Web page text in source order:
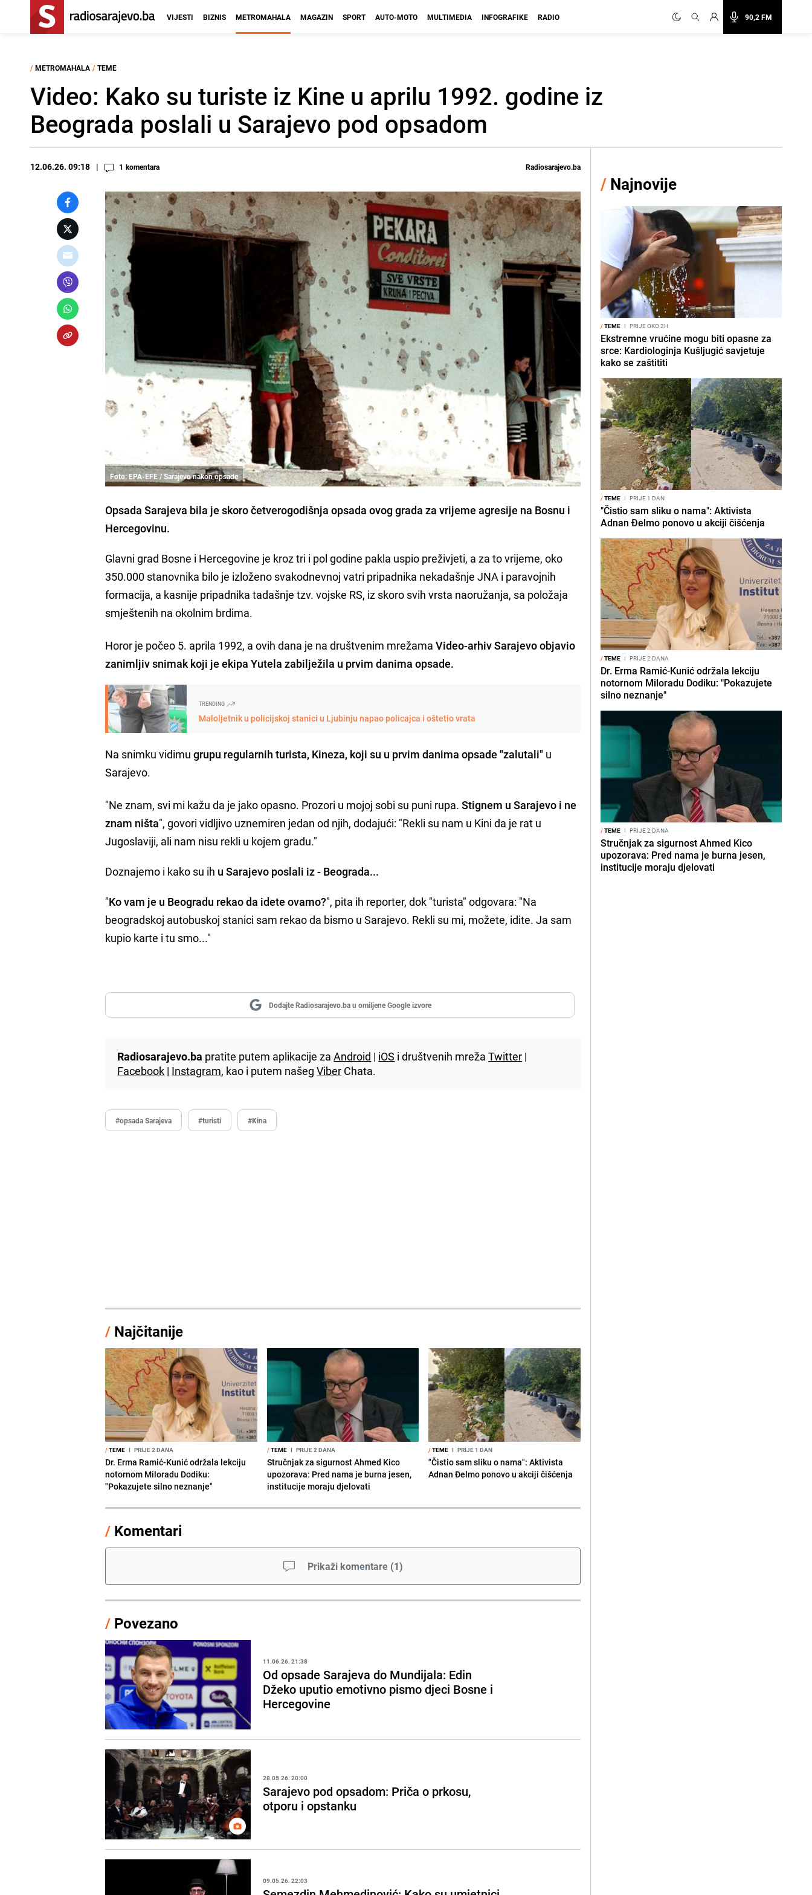
90,2 FM
VIJESTI BIZNIS METROMAHALA MAGAZIN SPORT AUTO-MOTO MULTIMEDIA INFOGRAFIKE RADIO
/ METROMAHALA / TEME
Video: Kako su turiste iz Kine u aprilu 1992. godine iz
Beograda poslali u Sarajevo pod opsadom
12.06.26. 09:18 1 komentara Radiosarajevo.ba
Foto: EPA-EFE / Sarajevo nakon opsade
Opsada Sarajeva bila je skoro četverogodišnja opsada ovog grada za vrijeme agresije na Bosnu i
Hercegovinu.
Glavni grad Bosne i Hercegovine je kroz tri i pol godine pakla uspio preživjeti, a za to vrijeme, oko
350.000 stanovnika bilo je izloženo svakodnevnoj vatri pripadnika nekadašnje JNA i paravojnih
formacija, a kasnije pripadnika tadašnje tzv. vojske RS, iz skoro svih vrsta naoružanja, sa položaja
smještenih na okolnim brdima.
Horor je počeo 5. aprila 1992, a ovih dana je na društvenim mrežama Video-arhiv Sarajevo objavio
zanimljiv snimak koji je ekipa Yutela zabilježila u prvim danima opsade.
TRENDING
Maloljetnik u policijskoj stanici u Ljubinju napao policajca i oštetio vrata
Na snimku vidimugrupu regularnih turista, Kineza, koji su u prvim danima opsade "zalutali" u
Sarajevo.
"Ne znam, svi mi kažu da je jako opasno. Prozori u mojoj sobi su puni rupa.Stignem u Sarajevo i ne
znam ništa", govori vidljivo uznemiren jedan od njih, dodajući: "Rekli su nam u Kini da je rat u
Jugoslaviji, ali nam nisu rekli u kojem gradu."
Doznajemo i kako su ih u Sarajevo poslali iz - Beograda...
"Ko vam je u Beogradu rekao da idete ovamo?", pita ih reporter, dok "turista" odgovara: "Na
beogradskoj autobuskoj stanici sam rekao da bismo u Sarajevo. Rekli su mi, možete, idite. Ja sam
kupio karte i tu smo..."
Dodajte Radiosarajevo.ba u omiljene Google izvore
Radiosarajevo.ba pratite putem aplikacije zaAndroid | iOS i društvenih mrežaTwitter |
Facebook | Instagram, kao i putem našegViber Chata.
#opsada Sarajeva #turisti #Kina
/ Najčitanije
/TEME I PRIJE 2 DANA
Dr. Erma Ramić-Kunić održala lekciju
notornom Miloradu Dodiku:
"Pokazujete silno neznanje"
/TEME I PRIJE 2 DANA
Stručnjak za sigurnost Ahmed Kico
upozorava: Pred nama je burna jesen,
institucije moraju djelovati
/TEME I PRIJE 1 DAN
"Čistio sam sliku o nama": Aktivista
Adnan Đelmo ponovo u akciji čišćenja
/ Komentari
Prikaži komentare (1)
/ Povezano
11.06.26. 21:38
Od opsade Sarajeva do Mundijala: Edin
Džeko uputio emotivno pismo djeci Bosne i
Hercegovine
28.05.26. 20:00
Sarajevo pod opsadom: Priča o prkosu,
otporu i opstanku
09.05.26. 22:03
/ Najnovije
/TEME I PRIJE OKO 2H
Ekstremne vrućine mogu biti opasne za
srce: Kardiologinja Kušljugić savjetuje
kako se zaštititi
/TEME I PRIJE 1 DAN
"Čistio sam sliku o nama": Aktivista
Adnan Đelmo ponovo u akciji čišćenja
/TEME I PRIJE 2 DANA
Dr. Erma Ramić-Kunić održala lekciju
notornom Miloradu Dodiku: "Pokazujete
silno neznanje"
/TEME I PRIJE 2 DANA
Stručnjak za sigurnost Ahmed Kico
upozorava: Pred nama je burna jesen,
institucije moraju djelovati